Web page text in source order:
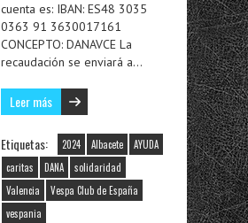
cuenta es: IBAN: ES48 3035
0363 91 3630017161
CONCEPTO: DANAVCE La
recaudación se enviará a…
Leer más
Etiquetas: 2024 Albacete
AYUDA
caritas
DANA
solidaridad
Valencia
Vespa Club de España
vespania